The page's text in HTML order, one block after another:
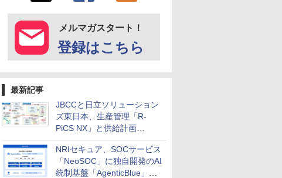
メルマガスタート！
登録はこちら
最新記事
JBCCと日立ソリューション
ズ東日本、生産管理「R-
PiCS NX」と供給計画
「scSQUARE ISP」の連携サ
ービスを提供開始
NRIセキュア、SOCサービス
「NeoSOC」に独自開発のAI
統制基盤「AgenticBlue」を